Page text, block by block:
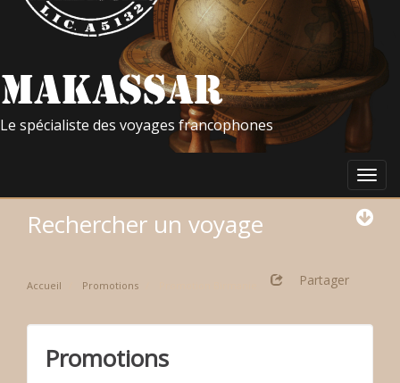
Le spécialiste des voyages francophones
Rechercher un voyage
Accueil Promotions Partager
Promotions